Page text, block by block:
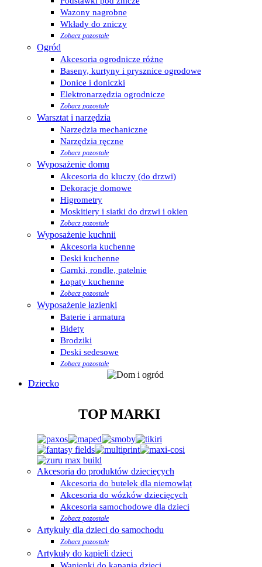
Wazony nagrobne
Wkłady do zniczy
Zobacz pozostałe
Ogród
Akcesoria ogrodnicze różne
Baseny, kurtyny i prysznice ogrodowe
Donice i doniczki
Elektronarzędzia ogrodnicze
Zobacz pozostałe
Warsztat i narzędzia
Narzędzia mechaniczne
Narzędzia ręczne
Zobacz pozostałe
Wyposażenie domu
Akcesoria do kluczy (do drzwi)
Dekoracje domowe
Higrometry
Moskitiery i siatki do drzwi i okien
Zobacz pozostałe
Wyposażenie kuchnii
Akcesoria kuchenne
Deski kuchenne
Garnki, rondle, patelnie
Łopaty kuchenne
Zobacz pozostałe
Wyposażenie łazienki
Baterie i armatura
Bidety
Brodziki
Deski sedesowe
Zobacz pozostałe
Dziecko
TOP MARKI
Akcesoria do produktów dziecięcych
Akcesoria do butelek dla niemowląt
Akcesoria do wózków dziecięcych
Akcesoria samochodowe dla dzieci
Zobacz pozostałe
Artykuły dla dzieci do samochodu
Zobacz pozostałe
Artykuły do kąpieli dzieci